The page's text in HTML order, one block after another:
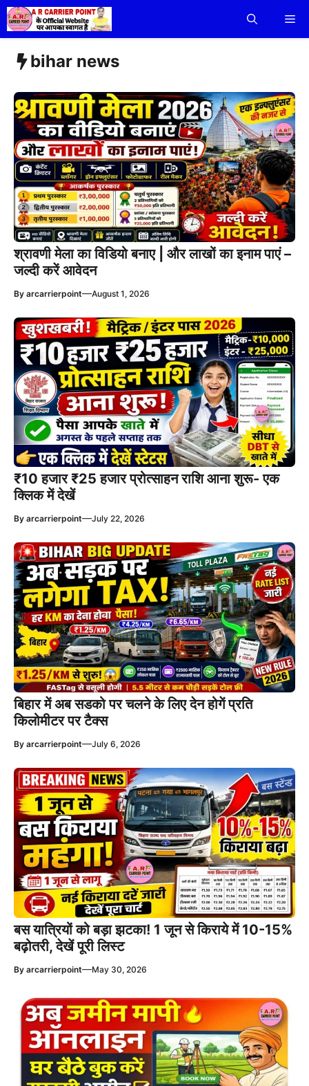
Skip
to
content
bihar news
श्रावणी मेला का विडियो बनाए | और लाखों का इनाम पाएं –
जल्दी करें आवेदन
By arcarrierpoint—August 1, 2026
₹10 हजार ₹25 हजार प्रोत्साहन राशि आना शुरू- एक
क्लिक में देखें
By arcarrierpoint—July 22, 2026
बिहार में अब सडको पर चलने के लिए देन होगें प्रति
किलोमीटर पर टैक्स
By arcarrierpoint—July 6, 2026
बस यात्रियों को बड़ा झटका! 1 जून से किराये में 10-15%
बढ़ोतरी, देखें पूरी लिस्ट
By arcarrierpoint—May 30, 2026